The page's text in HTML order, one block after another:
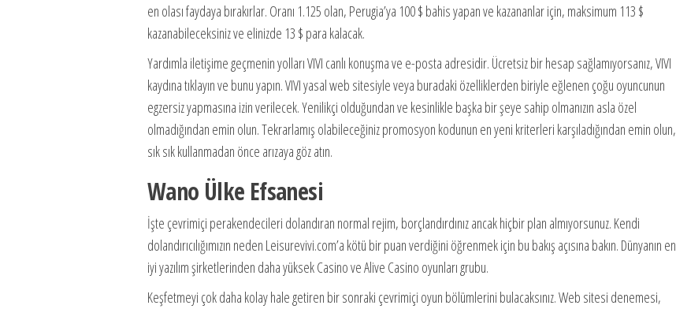
en olası faydaya bırakırlar. Oranı 1.125 olan, Perugia’ya 100 $ bahis yapan ve kazananlar için, maksimum 113 $
kazanabileceksiniz ve elinizde 13 $ para kalacak.
Yardımla iletişime geçmenin yolları VIVI canlı konuşma ve e-posta adresidir. Ücretsiz bir hesap sağlamıyorsanız, VIVI
kaydına tıklayın ve bunu yapın. VIVI yasal web sitesiyle veya buradaki özelliklerden biriyle eğlenen çoğu oyuncunun
egzersiz yapmasına izin verilecek. Yenilikçi olduğundan ve kesinlikle başka bir şeye sahip olmanızın asla özel
olmadığından emin olun. Tekrarlamış olabileceğiniz promosyon kodunun en yeni kriterleri karşıladığından emin olun,
sık sık kullanmadan önce arızaya göz atın.
Wano Ülke Efsanesi
İşte çevrimiçi perakendecileri dolandıran normal rejim, borçlandırdınız ancak hiçbir plan almıyorsunuz. Kendi
dolandırıcılığımızın neden Leisurevivi.com’a kötü bir puan verdiğini öğrenmek için bu bakış açısına bakın. Dünyanın en
iyi yazılım şirketlerinden daha yüksek Casino ve Alive Casino oyunları grubu.
Keşfetmeyi çok daha kolay hale getiren bir sonraki çevrimiçi oyun bölümlerini bulacaksınız. Web sitesi denemesi,